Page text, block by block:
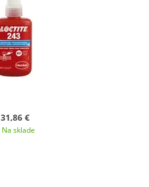
31,86 €
Na sklade